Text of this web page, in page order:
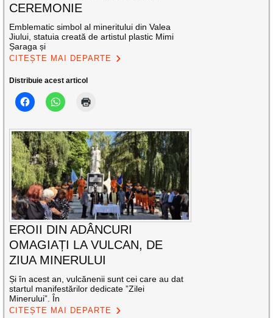
CEREMONIE
Emblematic simbol al mineritului din Valea
Jiului, statuia creată de artistul plastic Mimi
Șaraga și
CITEȘTE MAI DEPARTE
Distribuie acest articol
EROII DIN ADÂNCURI
OMAGIAȚI LA VULCAN, DE
ZIUA MINERULUI
Și în acest an, vulcănenii sunt cei care au dat
startul manifestărilor dedicate ”Zilei
Minerului”. În
CITEȘTE MAI DEPARTE